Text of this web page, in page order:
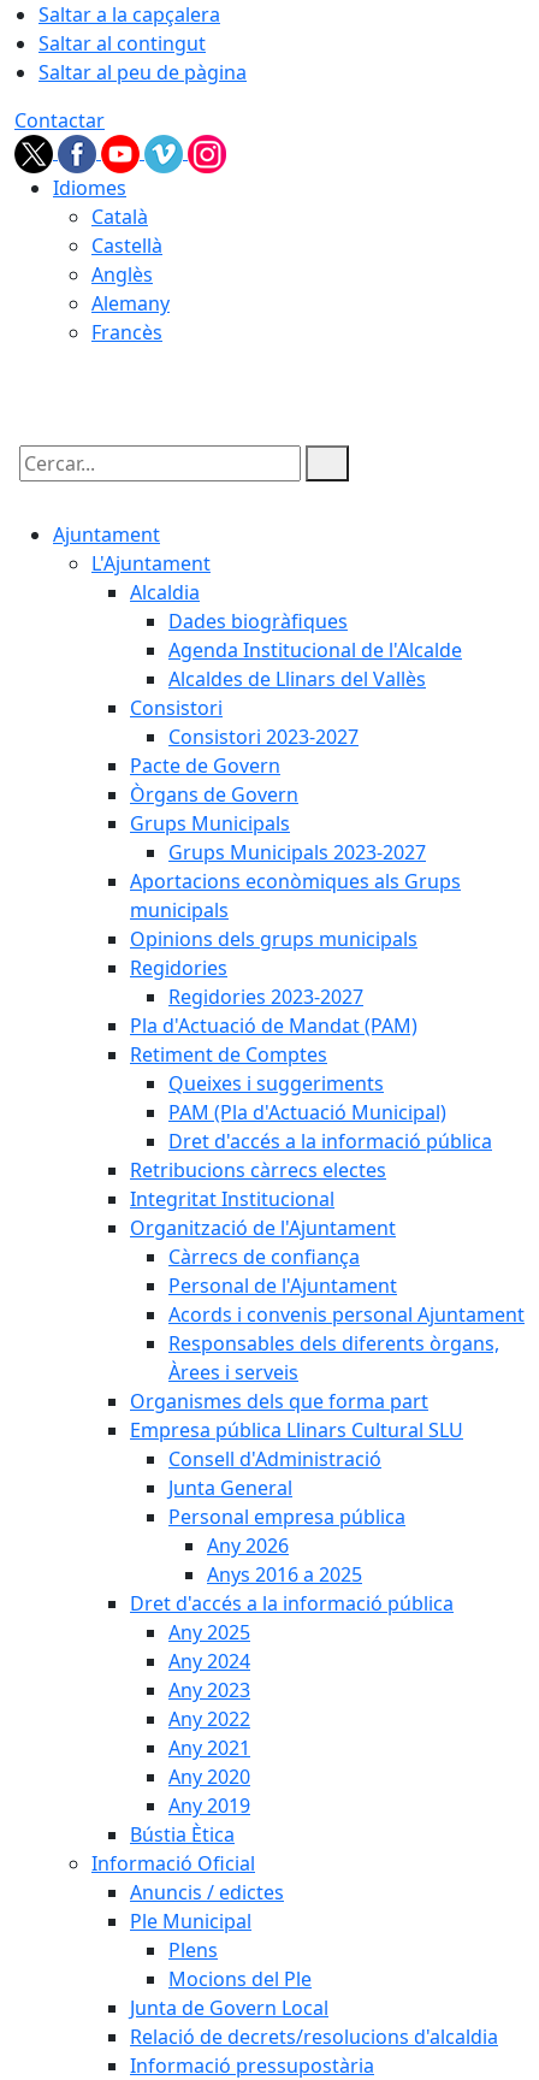
Saltar a la capçalera
Saltar al contingut
Saltar al peu de pàgina
Contactar
Idiomes
Català
Castellà
Anglès
Alemany
Francès
Cercar:
Ajuntament
L'Ajuntament
Alcaldia
Dades biogràfiques
Agenda Institucional de l'Alcalde
Alcaldes de Llinars del Vallès
Consistori
Consistori 2023-2027
Pacte de Govern
Òrgans de Govern
Grups Municipals
Grups Municipals 2023-2027
Aportacions econòmiques als Grups
municipals
Opinions dels grups municipals
Regidories
Regidories 2023-2027
Pla d'Actuació de Mandat (PAM)
Retiment de Comptes
Queixes i suggeriments
PAM (Pla d'Actuació Municipal)
Dret d'accés a la informació pública
Retribucions càrrecs electes
Integritat Institucional
Organització de l'Ajuntament
Càrrecs de confiança
Personal de l'Ajuntament
Acords i convenis personal Ajuntament
Responsables dels diferents òrgans,
Àrees i serveis
Organismes dels que forma part
Empresa pública Llinars Cultural SLU
Consell d'Administració
Junta General
Personal empresa pública
Any 2026
Anys 2016 a 2025
Dret d'accés a la informació pública
Any 2025
Any 2024
Any 2023
Any 2022
Any 2021
Any 2020
Any 2019
Bústia Ètica
Informació Oficial
Anuncis / edictes
Ple Municipal
Plens
Mocions del Ple
Junta de Govern Local
Relació de decrets/resolucions d'alcaldia
Informació pressupostària